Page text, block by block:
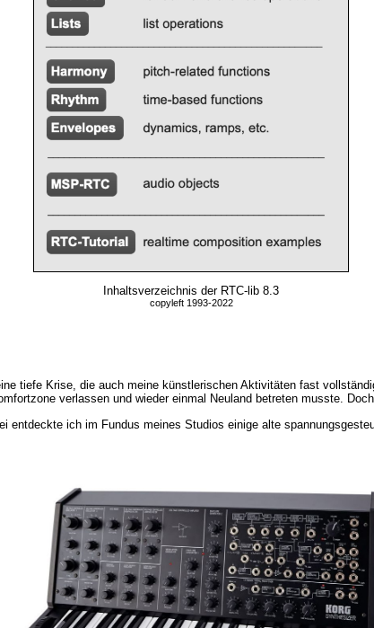
Inhaltsverzeichnis der RTC-lib 8.3
copyleft 1993-2022
tiefe Krise, die auch meine künstlerischen Aktivitäten fast
verlassen und wieder einmal Neuland betreten musste.
ich im Fundus meines Studios einige alte